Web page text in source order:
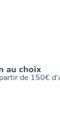
au choix
de 150€